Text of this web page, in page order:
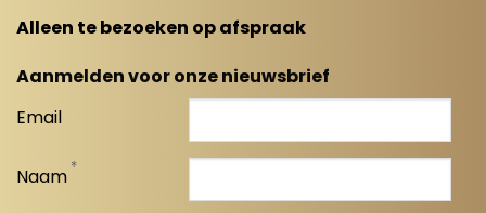
Alleen te bezoeken op afspraak
Aanmelden voor onze nieuwsbrief
Email
Naam *